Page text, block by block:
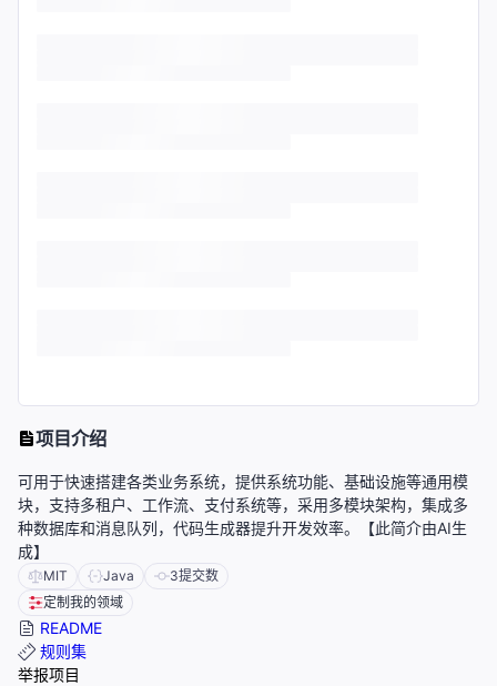
项目介绍
可用于快速搭建各类业务系统，提供系统功能、基础设施等通用模
块，支持多租户、工作流、支付系统等，采用多模块架构，集成多
种数据库和消息队列，代码生成器提升开发效率。【此简介由AI生
成】
MIT Java 3提交数
定制我的领域
README
规则集
举报项目